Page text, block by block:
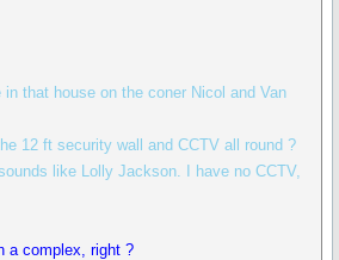
that house on the coner Nicol and Van
12 ft security wall and CCTV all round ?
like Lolly Jackson. I have no CCTV,
a complex, right ?